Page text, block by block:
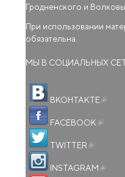
Гродненского и
При использовании
обязательна.
МЫ В СОЦИАЛЬНЫХ
ВКОНТАКТЕ
FACEBOOK
TWITTER
INSTAGRAM